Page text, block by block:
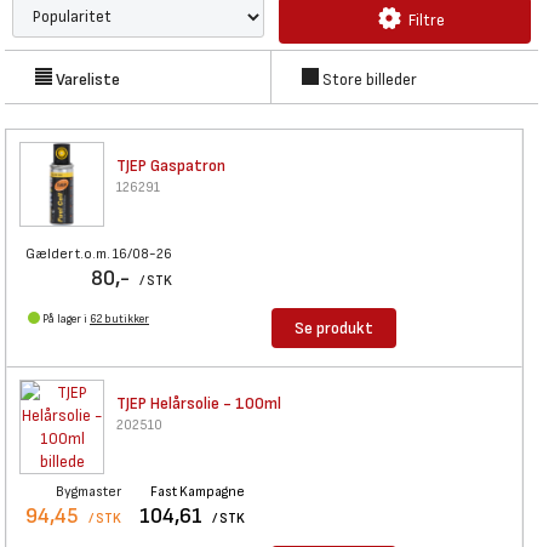
eller mindre opgaver.
Filtre
Vareliste Store billeder
TJEP Gaspatron
126291
Gælder t.o.m. 16/08-26
80,- / STK
På lager i 62 butikker Se produkt
TJEP Helårsolie - 100ml
202510
Bygmaster
94,45 / STK
Fast Kampagne
104,61 / STK